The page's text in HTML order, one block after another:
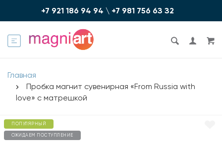
+7 921 186 94 94 \ +7 981 756 6З З2
Главная
Пробка магнит сувенирная «From Russia with
love» с матрешкой
ПОПУЛЯРНЫЙ
ОЖИДАЕМ ПОСТУПЛЕНИЕ